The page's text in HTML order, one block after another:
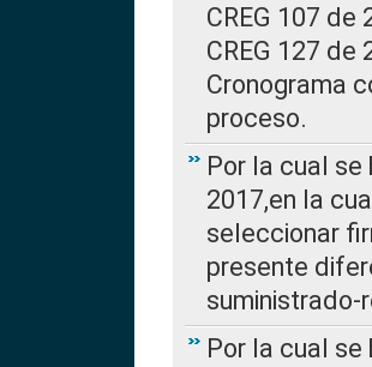
CREG 107
CREG 127 de
Cronograma
proceso.
Por la cual se
2017,en la
seleccionar
presente
Por la cual se